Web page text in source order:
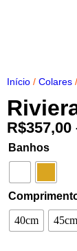
Início / Colares
R$357,00
Banhos
40cm 45cm